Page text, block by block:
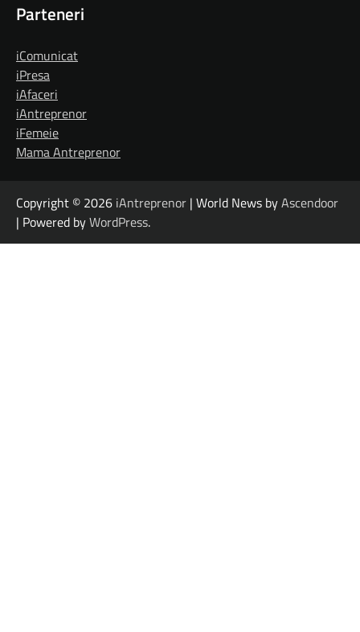
Parteneri
iComunicat
iPresa
iAfaceri
iAntreprenor
iFemeie
Mama Antreprenor
Copyright © 2026 iAntreprenor | World News byAscendoor
| Powered byWordPress.